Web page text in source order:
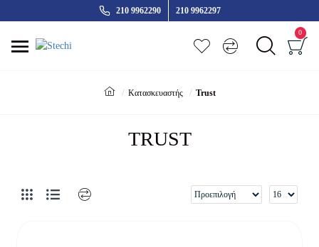
210 9962290 210 9962297
0
Κατασκευαστής Trust
TRUST